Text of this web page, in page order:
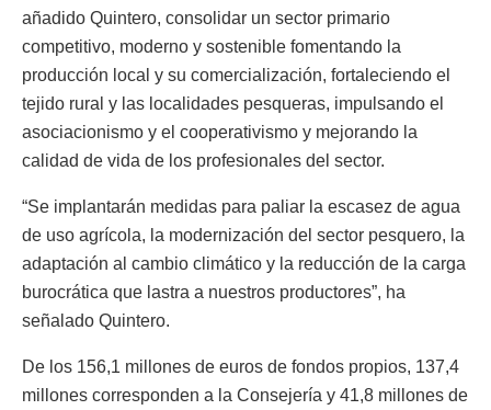
añadido Quintero, consolidar un sector primario
competitivo, moderno y sostenible fomentando la
producción local y su comercialización, fortaleciendo el
tejido rural y las localidades pesqueras, impulsando el
asociacionismo y el cooperativismo y mejorando la
calidad de vida de los profesionales del sector.
“Se implantarán medidas para paliar la escasez de agua
de uso agrícola, la modernización del sector pesquero, la
adaptación al cambio climático y la reducción de la carga
burocrática que lastra a nuestros productores”, ha
señalado Quintero.
De los 156,1 millones de euros de fondos propios, 137,4
millones corresponden a la Consejería y 41,8 millones de